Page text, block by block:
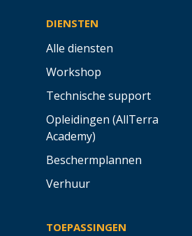
DIENSTEN
Alle diensten
Workshop
Technische support
Opleidingen (AllTerra
Academy)
Beschermplannen
Verhuur
TOEPASSINGEN